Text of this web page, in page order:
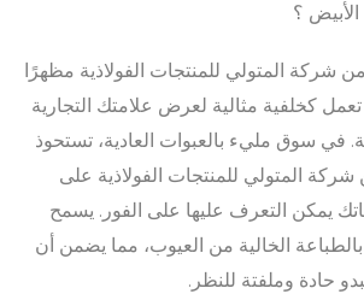
؟
شركة المتولي للمنتجات الفولاذية مظهرًا
كخلفية مثالية لعرض علامتك التجارية
في سوق مليء بالعبوات العادية، تستحوذ
شركة المتولي للمنتجات الفولاذية على
يمكن التعرف عليها على الفور. يسمح
بالطباعة الخالية من العيوب، مما يضمن أن
حادة وملفتة للنظر.